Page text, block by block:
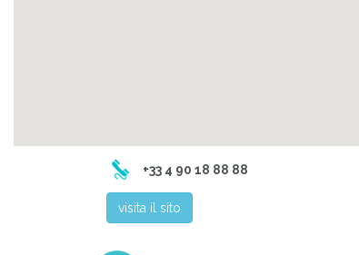
+33 4 90 18 88 88
visita il sito